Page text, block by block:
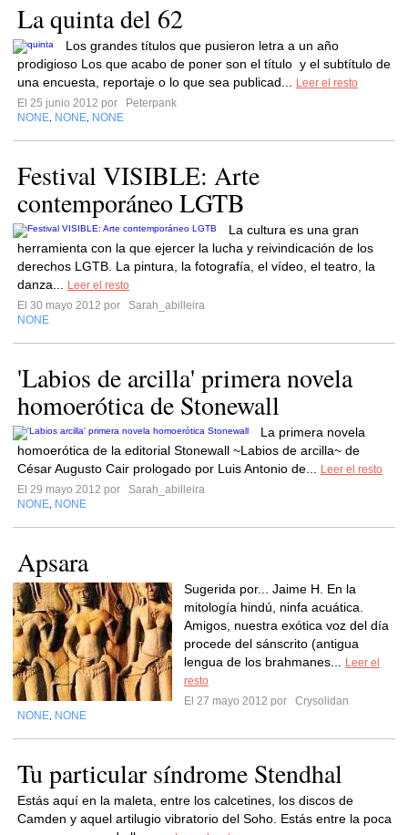
La quinta del 62
Los grandes títulos que pusieron letra a un año
prodigioso Los que acabo de poner son el título y el subtítulo de
una encuesta, reportaje o lo que sea publicad...
Leer el resto
El 25 junio 2012 por
Peterpank
NONE NONE NONE
Festival VISIBLE: Arte
contemporáneo LGTB
La cultura es una gran
herramienta con la que ejercer la lucha y reivindicación de los
derechos LGTB. La pintura, la fotografía, el vídeo, el teatro, la
danza...
Leer el resto
El 30 mayo 2012 por
Sarah_abilleira
NONE
'Labios de arcilla' primera novela
homoerótica de Stonewall
La primera novela
homoerótica de la editorial Stonewall ~Labios de arcilla~ de
César Augusto Cair prologado por Luis Antonio de...
Leer el resto
El 29 mayo 2012 por
Sarah_abilleira
NONE NONE
Apsara
Sugerida por... Jaime H. En la
mitología hindú, ninfa acuática.
Amigos, nuestra exótica voz del día
procede del sánscrito (antigua
lengua de los brahmanes...
Leer el
resto
El 27 mayo 2012 por
Crysolidan
NONE NONE
Tu particular síndrome Stendhal
Estás aquí en la maleta, entre los calcetines, los discos de
Camden y aquel artilugio vibratorio del Soho. Estás entre la poca